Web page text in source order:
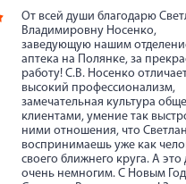
От всей души благодарю
Владимировну Носенко,
заведующую нашим
аптека на Полянке, за
работу! С.В. Носенко
высокий профессионализм,
замечательная культура
клиентами, умение так
ними отношения, что
воспринимаешь уже как
своего ближнего круга. А это
очень немногим. С Новым